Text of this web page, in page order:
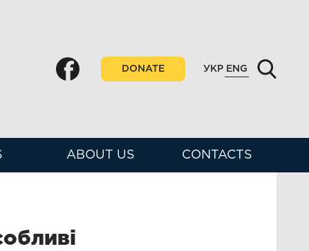
УКР ENG
DONATE
ABOUT US CONTACTS